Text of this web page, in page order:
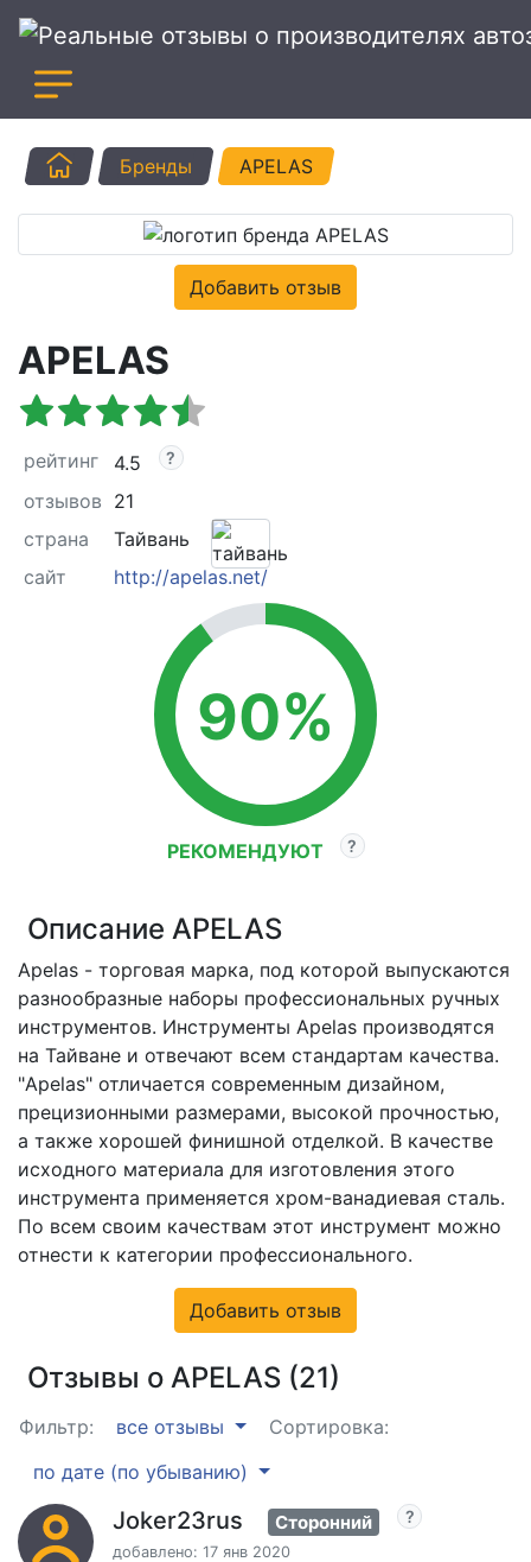
ГлавнаяБренды APELAS
Добавить отзыв
APELAS
рейтинг
4.5
отзывов 21
страна
Тайвань
сайт
http://apelas.net/
90%
РЕКОМЕНДУЮТ
Описание APELAS
Apelas - торговая марка, под которой выпускаются
разнообразные наборы профессиональных ручных
инструментов. Инструменты Apelas производятся
на Тайване и отвечают всем стандартам качества.
"Apelas" отличается современным дизайном,
прецизионными размерами, высокой прочностью,
а также хорошей финишной отделкой. В качестве
исходного материала для изготовления этого
инструмента применяется хром-ванадиевая сталь.
По всем своим качествам этот инструмент можно
отнести к категории профессионального.
Добавить отзыв
Отзывы о APELAS (21)
Фильтр: все отзывы
Сортировка:
по дате (по убыванию)
Joker23rus Сторонний
добавлено: 17 янв 2020